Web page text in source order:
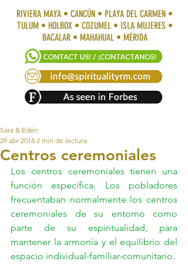
RIVIERA MAYA • CANCÚN • PLAYA DEL CARMEN •
TULUM • HOLBOX • COZUMEL • ISLA MUJERES •
BACALAR • MAHAHUAL • MÉRIDA
Centros ceremoniales
Sara & Edén
29 abr 2018 2 min de lectura
Los centros ceremoniales tienen una
función específica. Los pobladores
frecuentaban normalmente los centros
ceremoniales de su entorno como
parte de su espiritualidad, para
mantener la armonía y el equilibrio del
espacio individual-familiar-comunitario.